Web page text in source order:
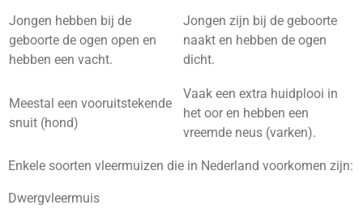
Jongen hebben bij de
geboorte de ogen open en
hebben een vacht.
Jongen zijn bij de geboorte
naakt en hebben de ogen
dicht.
Meestal een vooruitstekende
snuit (hond)
Vaak een extra huidplooi in
het oor en hebben een
vreemde neus (varken).
Enkele soorten vleermuizen die in Nederland voorkomen zijn:
Dwergvleermuis